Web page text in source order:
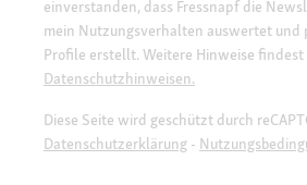
einverstanden, dass Fressnapf die
mein Nutzungsverhalten auswertet und
Profile erstellt. Weitere Hinweise findest
Datenschutzhinweisen.
Diese Seite wird geschützt durch
Datenschutzerklärung -